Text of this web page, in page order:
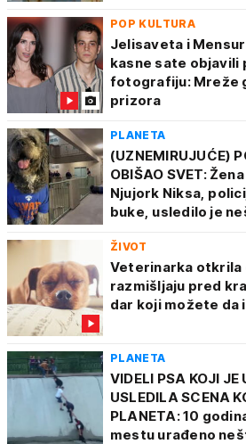
POP KULTURA
Jelisaveta i
kasne sate objavili
fotografiju: Mreže
prizora
PLANETA
(UZNEMIRUJUĆE)
OBIŠAO SVET:
Njujork Niksa,
buke, usledilo je
ŽIVOT
Veterinarka otkrila
razmišljaju pred
dar koji možete da
PLANETA
VIDELI PSA KOJI JE
USLEDILA SCENA
PLANETA: 10
mestu urađeno